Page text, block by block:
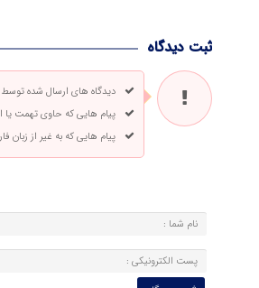
ثبت دیدگاه
دیدگاه های ارسال شده
پیام هایی که حاوی تهمت یا
پیام هایی که به غیر از زبان